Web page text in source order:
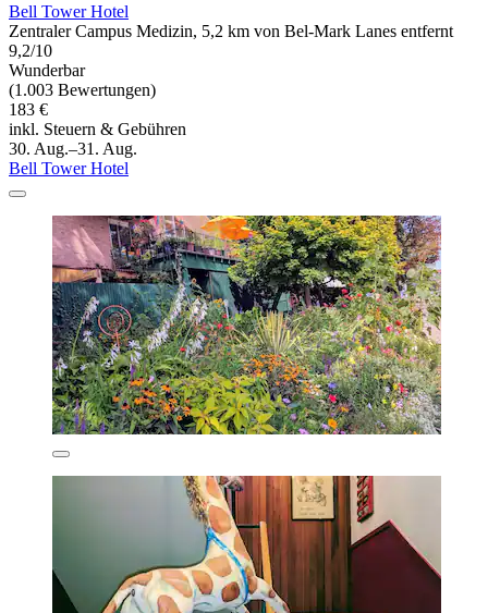
Bell Tower Hotel
Zentraler Campus Medizin, 5,2 km von Bel-Mark Lanes entfernt
9,2/10
Wunderbar
(1.003 Bewertungen)
183 €
inkl. Steuern & Gebühren
30. Aug.–31. Aug.
Bell Tower Hotel